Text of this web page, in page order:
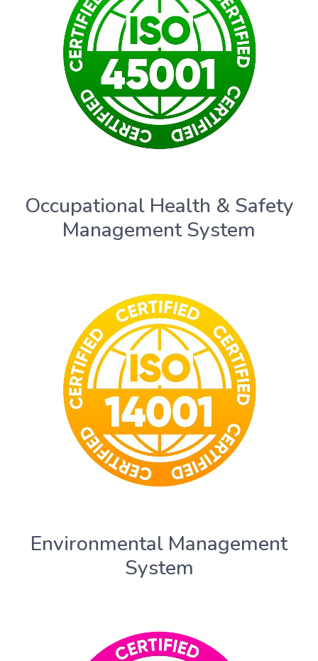
Occupational Health & Safety
Management System
Environmental Management
System